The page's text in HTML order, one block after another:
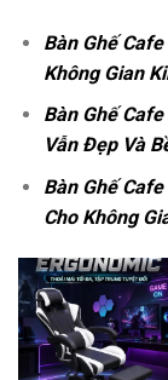
Bàn Ghế
Không Gian
Bàn Ghế
Vẫn Đẹp Và
Bàn Ghế
Cho Không